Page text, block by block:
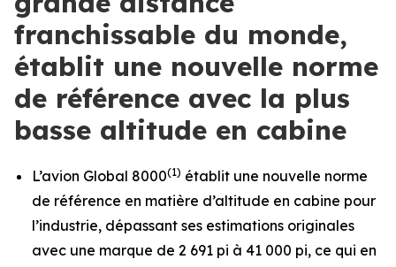
franchissable du monde,
établit une nouvelle norme
de référence avec la plus
basse altitude en cabine
L’avion Global 8000(1) établit une nouvelle norme
de référence en matière d’altitude en cabine pour
l’industrie, dépassant ses estimations originales
avec une marque de 2 691 pi à 41 000 pi, ce qui en